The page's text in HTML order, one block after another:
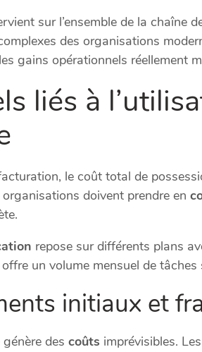
sur l’ensemble de la chaîne
des organisations
gains opérationnels réellement
liés à
le coût total de
doivent prendre en
repose sur différents plans
un volume mensuel de tâches
initiaux et
des coûts imprévisibles.